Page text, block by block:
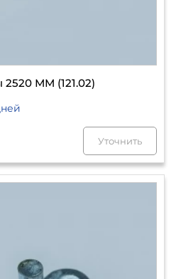
ММ (121.02)
Уточнить